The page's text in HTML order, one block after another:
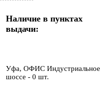
Наличие в пунктах
выдачи:
Уфа, ОФИС Индустриальное
шоссе - 0 шт.